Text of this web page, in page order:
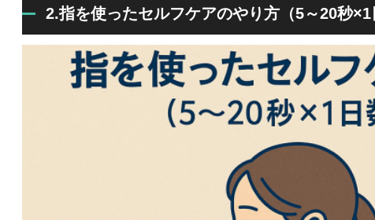
2.指を使ったセルフケアのやり方（5～20秒